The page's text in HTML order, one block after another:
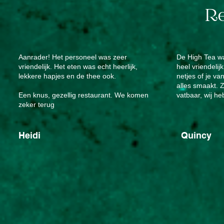
Aanrader! Het personeel was zeer
vriendelijk. Het eten was echt heerlijk,
lekkere hapjes en de thee ook.
Een knus, gezellig restaurant. We komen
zeker terug
Heidi
De High Tea
heel
netjes of je
alles smaakt.
vatbaar, wij
Quincy